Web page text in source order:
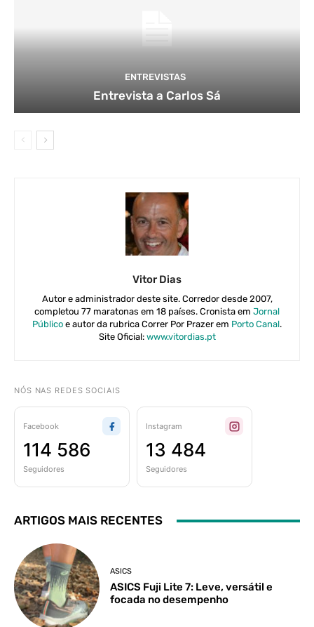
ENTREVISTAS
Entrevista a Carlos Sá
Vitor Dias
Autor e administrador deste site. Corredor desde 2007,
completou 77 maratonas em 18 países. Cronista em Jornal
Público e autor da rubrica Correr Por Prazer em Porto Canal.
Site Oficial: www.vitordias.pt
NÓS NAS REDES SOCIAIS
Facebook
114 586
Seguidores
Instagram
13 484
Seguidores
ARTIGOS MAIS RECENTES
ASICS
ASICS Fuji Lite 7: Leve, versátil e
focada no desempenho